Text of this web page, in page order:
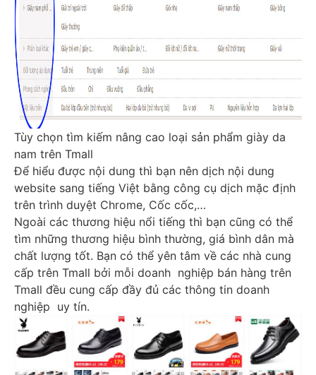
Tùy chọn tìm kiếm nâng cao loại sản phẩm giày da
nam trên Tmall
Để hiểu được nội dung thì bạn nên dịch nội dung
website sang tiếng Việt bằng công cụ dịch mặc định
trên trình duyệt Chrome, Cốc cốc,…
Ngoài các thương hiệu nổi tiếng thì bạn cũng có thể
tìm những thương hiệu bình thường, giá bình dân mà
chất lượng tốt. Bạn có thể yên tâm về các nhà cung
cấp trên Tmall bởi mỗi doanh nghiệp bán hàng trên
Tmall đều cung cấp đầy đủ các thông tin doanh
nghiệp uy tín.